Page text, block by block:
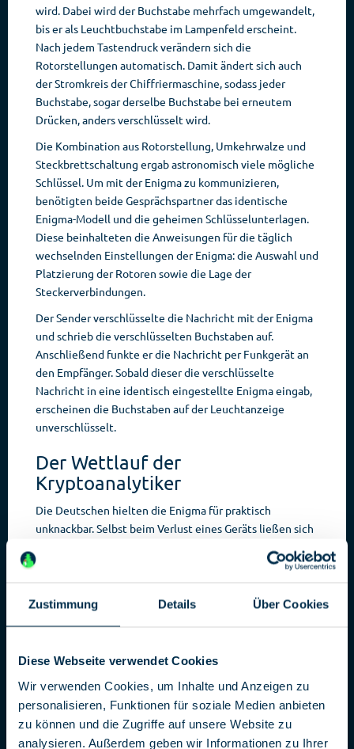
Zustimmung Details Über Cookies
Diese Webseite verwendet Cookies
Wir verwenden Cookies, um Inhalte und Anzeigen zu
personalisieren, Funktionen für soziale Medien anbieten
zu können und die Zugriffe auf unsere Website zu
analysieren. Außerdem geben wir Informationen zu Ihrer
wird. Dabei wird der Buchstabe mehrfach umgewandelt,
bis er als Leuchtbuchstabe im Lampenfeld erscheint.
Nach jedem Tastendruck verändern sich die
Rotorstellungen automatisch. Damit ändert sich auch
der Stromkreis der Chiffriermaschine, sodass jeder
Buchstabe, sogar derselbe Buchstabe bei erneutem
Drücken, anders verschlüsselt wird.
Die Kombination aus Rotorstellung, Umkehrwalze und
Steckbrettschaltung ergab astronomisch viele mögliche
Schlüssel. Um mit der Enigma zu kommunizieren,
benötigten beide Gesprächspartner das identische
Enigma-Modell und die geheimen Schlüsselunterlagen.
Diese beinhalteten die Anweisungen für die täglich
wechselnden Einstellungen der Enigma: die Auswahl und
Platzierung der Rotoren sowie die Lage der
Steckerverbindungen.
Der Sender verschlüsselte die Nachricht mit der Enigma
und schrieb die verschlüsselten Buchstaben auf.
Anschließend funkte er die Nachricht per Funkgerät an
den Empfänger. Sobald dieser die verschlüsselte
Nachricht in eine identisch eingestellte Enigma eingab,
erscheinen die Buchstaben auf der Leuchtanzeige
unverschlüsselt.
Der Wettlauf der
Kryptoanalytiker
Die Deutschen hielten die Enigma für praktisch
unknackbar. Selbst beim Verlust eines Geräts ließen sich
kurzen Zeitraum gültig waren, keine Nachrichten lesen.
Wiederholungen und Standardphrasen, menschliche
Kryptoanalytiker nutzen konnten.
Bereits in den 1930er-Jahren gelang es polnischen
Mathematikern wie Marian Rejewski, Jerzy Różycki und
Henryk Zygalski, erste Enigma-Codes zu rekonstruieren.
Sie entwickelten die Bomba kryptologiczna, eine frühe